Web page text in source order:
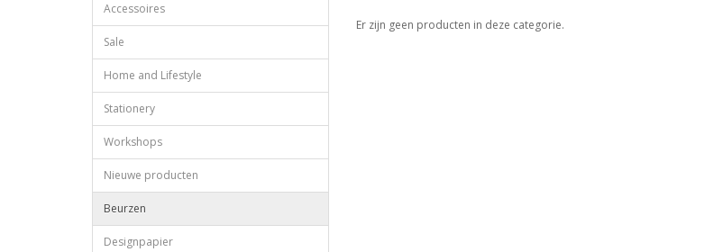
Accessoires
Sale
Home and Lifestyle
Stationery
Workshops
Nieuwe producten
Beurzen
Designpapier
Er zijn geen producten in deze categorie.